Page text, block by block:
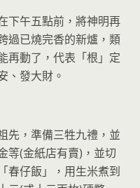
下午五點前，將神明再
過已燒完香的新爐，類
再動了，代表「根」定
、發大財。
先，準備三牲九禮，並
等(金紙店有賣)，並切
春仔飯」，用生米煮到